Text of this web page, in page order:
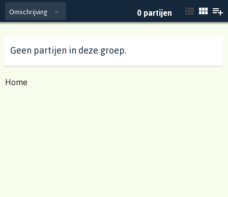
Omschrijving 0 partijen
Geen partijen in deze groep.
Home